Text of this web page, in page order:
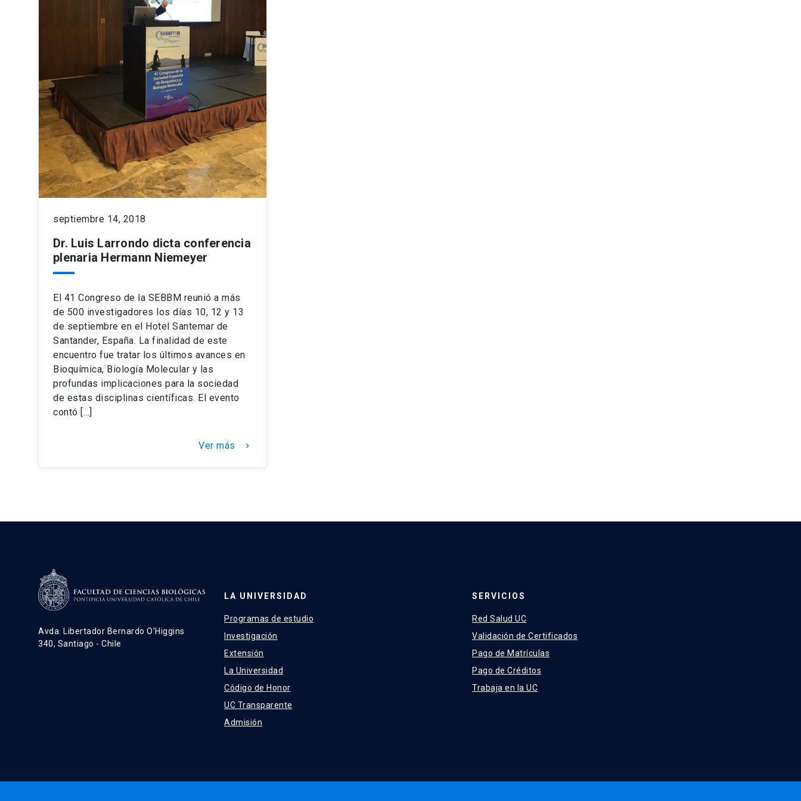
septiembre 14, 2018
Dr. Luis Larrondo dicta conferencia
plenaria Hermann Niemeyer
El 41 Congreso de la SEBBM reunió a más
de 500 investigadores los días 10, 12 y 13
de septiembre en el Hotel Santemar de
Santander, España. La finalidad de este
encuentro fue tratar los últimos avances en
Bioquímica, Biología Molecular y las
profundas implicaciones para la sociedad
de estas disciplinas científicas. El evento
contó […]
Ver más keyboard_arrow_right
Avda. Libertador Bernardo O’Higgins
340, Santiago - Chile
LA UNIVERSIDAD
Programas de estudio
Investigación
Extensión
La Universidad
Código de Honor
UC Transparente
Admisión
SERVICIOS
Red Salud UC
Validación de Certificados
Pago de Matrículas
Pago de Créditos
Trabaja en la UC